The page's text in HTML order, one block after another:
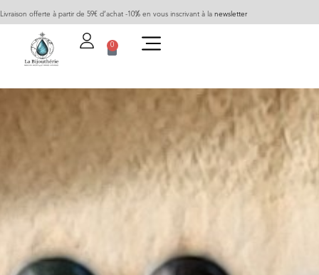
Livraison offerte à partir de 59€ d’achat -10% en vous inscrivant à la newsletter
0